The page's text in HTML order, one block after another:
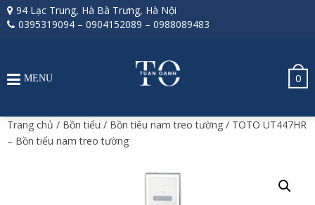
94 Lạc Trung, Hà Bà Trưng, Hà Nội
0395319094 – 0904152089 – 0988089483
0
MENU
Trang chủ / Bồn tiểu / Bồn tiêu nam treo tường / TOTO UT447HR
– Bồn tiểu nam treo tường